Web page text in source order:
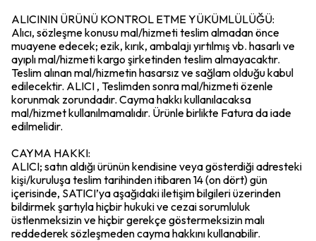
ALICININ ÜRÜNÜ KONTROL ETME YÜKÜMLÜLÜĞÜ:
Alıcı, sözleşme konusu mal/hizmeti teslim almadan önce
muayene edecek; ezik, kırık, ambalajı yırtılmış vb. hasarlı ve
ayıplı mal/hizmeti kargo şirketinden teslim almayacaktır.
Teslim alınan mal/hizmetin hasarsız ve sağlam olduğu kabul
edilecektir. ALICI , Teslimden sonra mal/hizmeti özenle
korunmak zorundadır. Cayma hakkı kullanılacaksa
mal/hizmet kullanılmamalıdır. Ürünle birlikte Fatura da iade
edilmelidir.
CAYMA HAKKI:
ALICI; satın aldığı ürünün kendisine veya gösterdiği adresteki
kişi/kuruluşa teslim tarihinden itibaren 14 (on dört) gün
içerisinde, SATICI’ya aşağıdaki iletişim bilgileri üzerinden
bildirmek şartıyla hiçbir hukuki ve cezai sorumluluk
üstlenmeksizin ve hiçbir gerekçe göstermeksizin malı
reddederek sözleşmeden cayma hakkını kullanabilir.